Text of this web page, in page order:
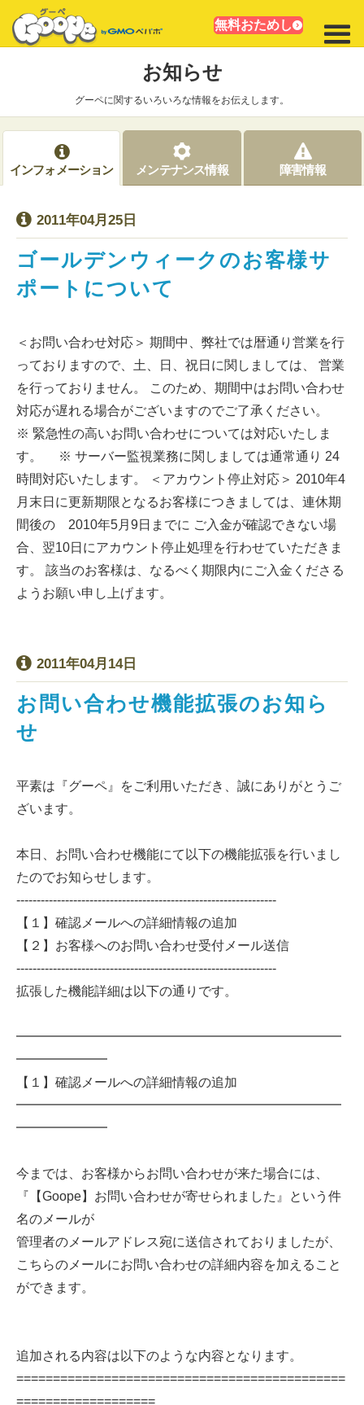
無料おためし
お知らせ
グーペに関するいろいろな情報をお伝えします。
インフォメーション メンテナンス情報 障害情報
2011年04月25日
ゴールデンウィークのお客様サ
ポートについて
＜お問い合わせ対応＞ 期間中、弊社では暦通り営業を行
っておりますので、土、日、祝日に関しましては、 営業
を行っておりません。 このため、期間中はお問い合わせ
対応が遅れる場合がございますのでご了承ください。
※ 緊急性の高いお問い合わせについては対応いたしま
す。 ※ サーバー監視業務に関しましては通常通り 24
時間対応いたします。 ＜アカウント停止対応＞ 2010年4
月末日に更新期限となるお客様につきましては、連休期
間後の 2010年5月9日までに ご入金が確認できない場
合、翌10日にアカウント停止処理を行わせていただきま
す。 該当のお客様は、なるべく期限内にご入金くださる
ようお願い申し上げます。
2011年04月14日
お問い合わせ機能拡張のお知ら
せ
平素は『グーペ』をご利用いただき、誠にありがとうご
ざいます。
本日、お問い合わせ機能にて以下の機能拡張を行いまし
たのでお知らせします。
----------------------------------------------------------------
【１】確認メールへの詳細情報の追加
【２】お客様へのお問い合わせ受付メール送信
----------------------------------------------------------------
拡張した機能詳細は以下の通りです。
━━━━━━━━━━━━━━━━━━━━━━━━━
━━━━━━━
【１】確認メールへの詳細情報の追加
━━━━━━━━━━━━━━━━━━━━━━━━━
━━━━━━━
今までは、お客様からお問い合わせが来た場合には、
『【Goope】お問い合わせが寄せられました』という件
名のメールが
管理者のメールアドレス宛に送信されておりましたが、
こちらのメールにお問い合わせの詳細内容を加えること
ができます。
追加される内容は以下のような内容となります。
=============================================
===================